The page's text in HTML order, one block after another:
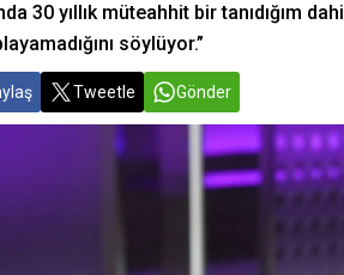
30 yıllık müteahhit bir tanıdığım
söylüyor.”
Tweetle Gönder